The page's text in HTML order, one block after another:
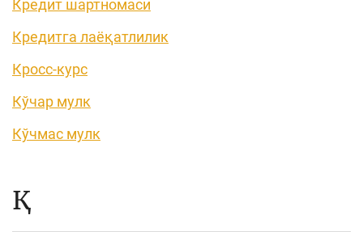
Кредит шартномаси
Кредитга лаёқатлилик
Кросс-курс
Кўчар мулк
Кўчмас мулк
Қ